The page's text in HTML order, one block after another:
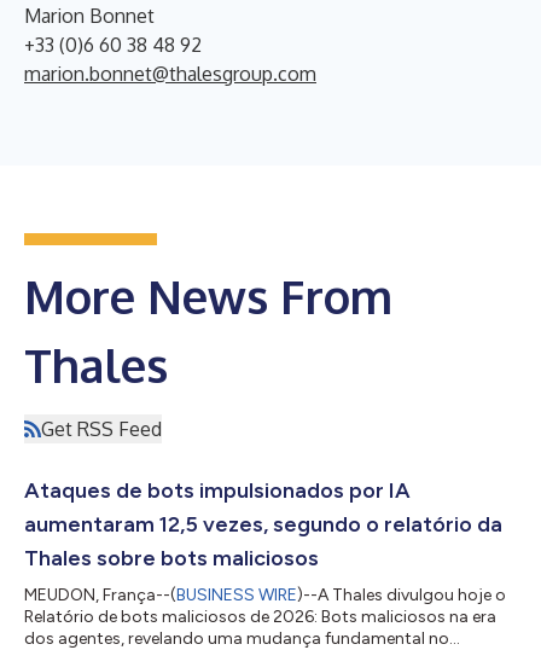
Marion Bonnet
+33 (0)6 60 38 48 92
marion.bonnet@thalesgroup.com
More News From
Thales
Get RSS Feed
Ataques de bots impulsionados por IA
aumentaram 12,5 vezes, segundo o relatório da
Thales sobre bots maliciosos
MEUDON, França--(BUSINESS WIRE)--A Thales divulgou hoje o
Relatório de bots maliciosos de 2026: Bots maliciosos na era
dos agentes, revelando uma mudança fundamental no